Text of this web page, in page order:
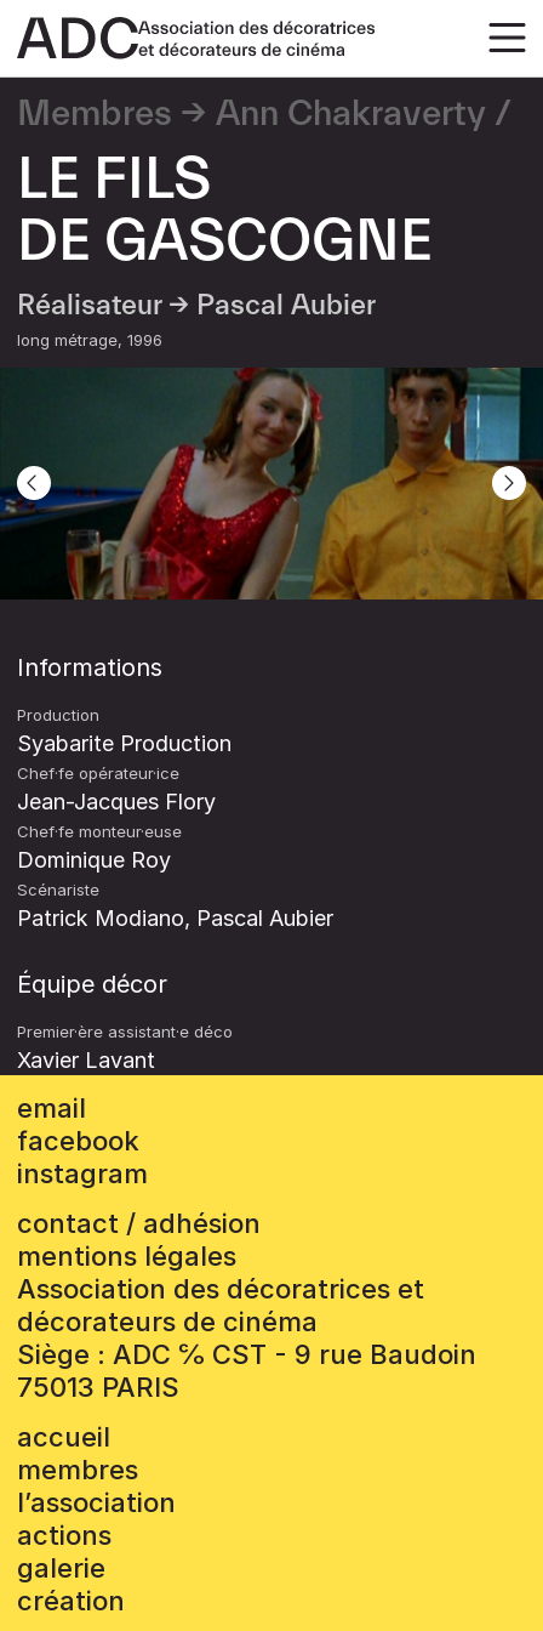
Membres Ann Chakraverty
LE FILS
DE GASCOGNE
Réalisateur → Pascal Aubier
long métrage 1996
Informations
Production
Syabarite Production
Chef·fe opérateur·ice
Jean-Jacques Flory
Chef·fe monteur·euse
Dominique Roy
Scénariste
Patrick Modiano, Pascal Aubier
Équipe décor
Premier·ère assistant·e déco
Xavier Lavant
email
facebook
instagram
contact / adhésion
mentions légales
Association des décoratrices et
décorateurs de cinéma
Siège : ADC ℅ CST - 9 rue Baudoin
75013 PARIS
accueil
membres
l’association
actions
galerie
création